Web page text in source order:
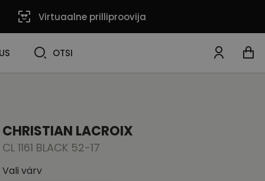
Virtuaalne prilliproovija
OTSI
CHRISTIAN LACROIX
CL 1161 BLACK 52-17
Vali värv